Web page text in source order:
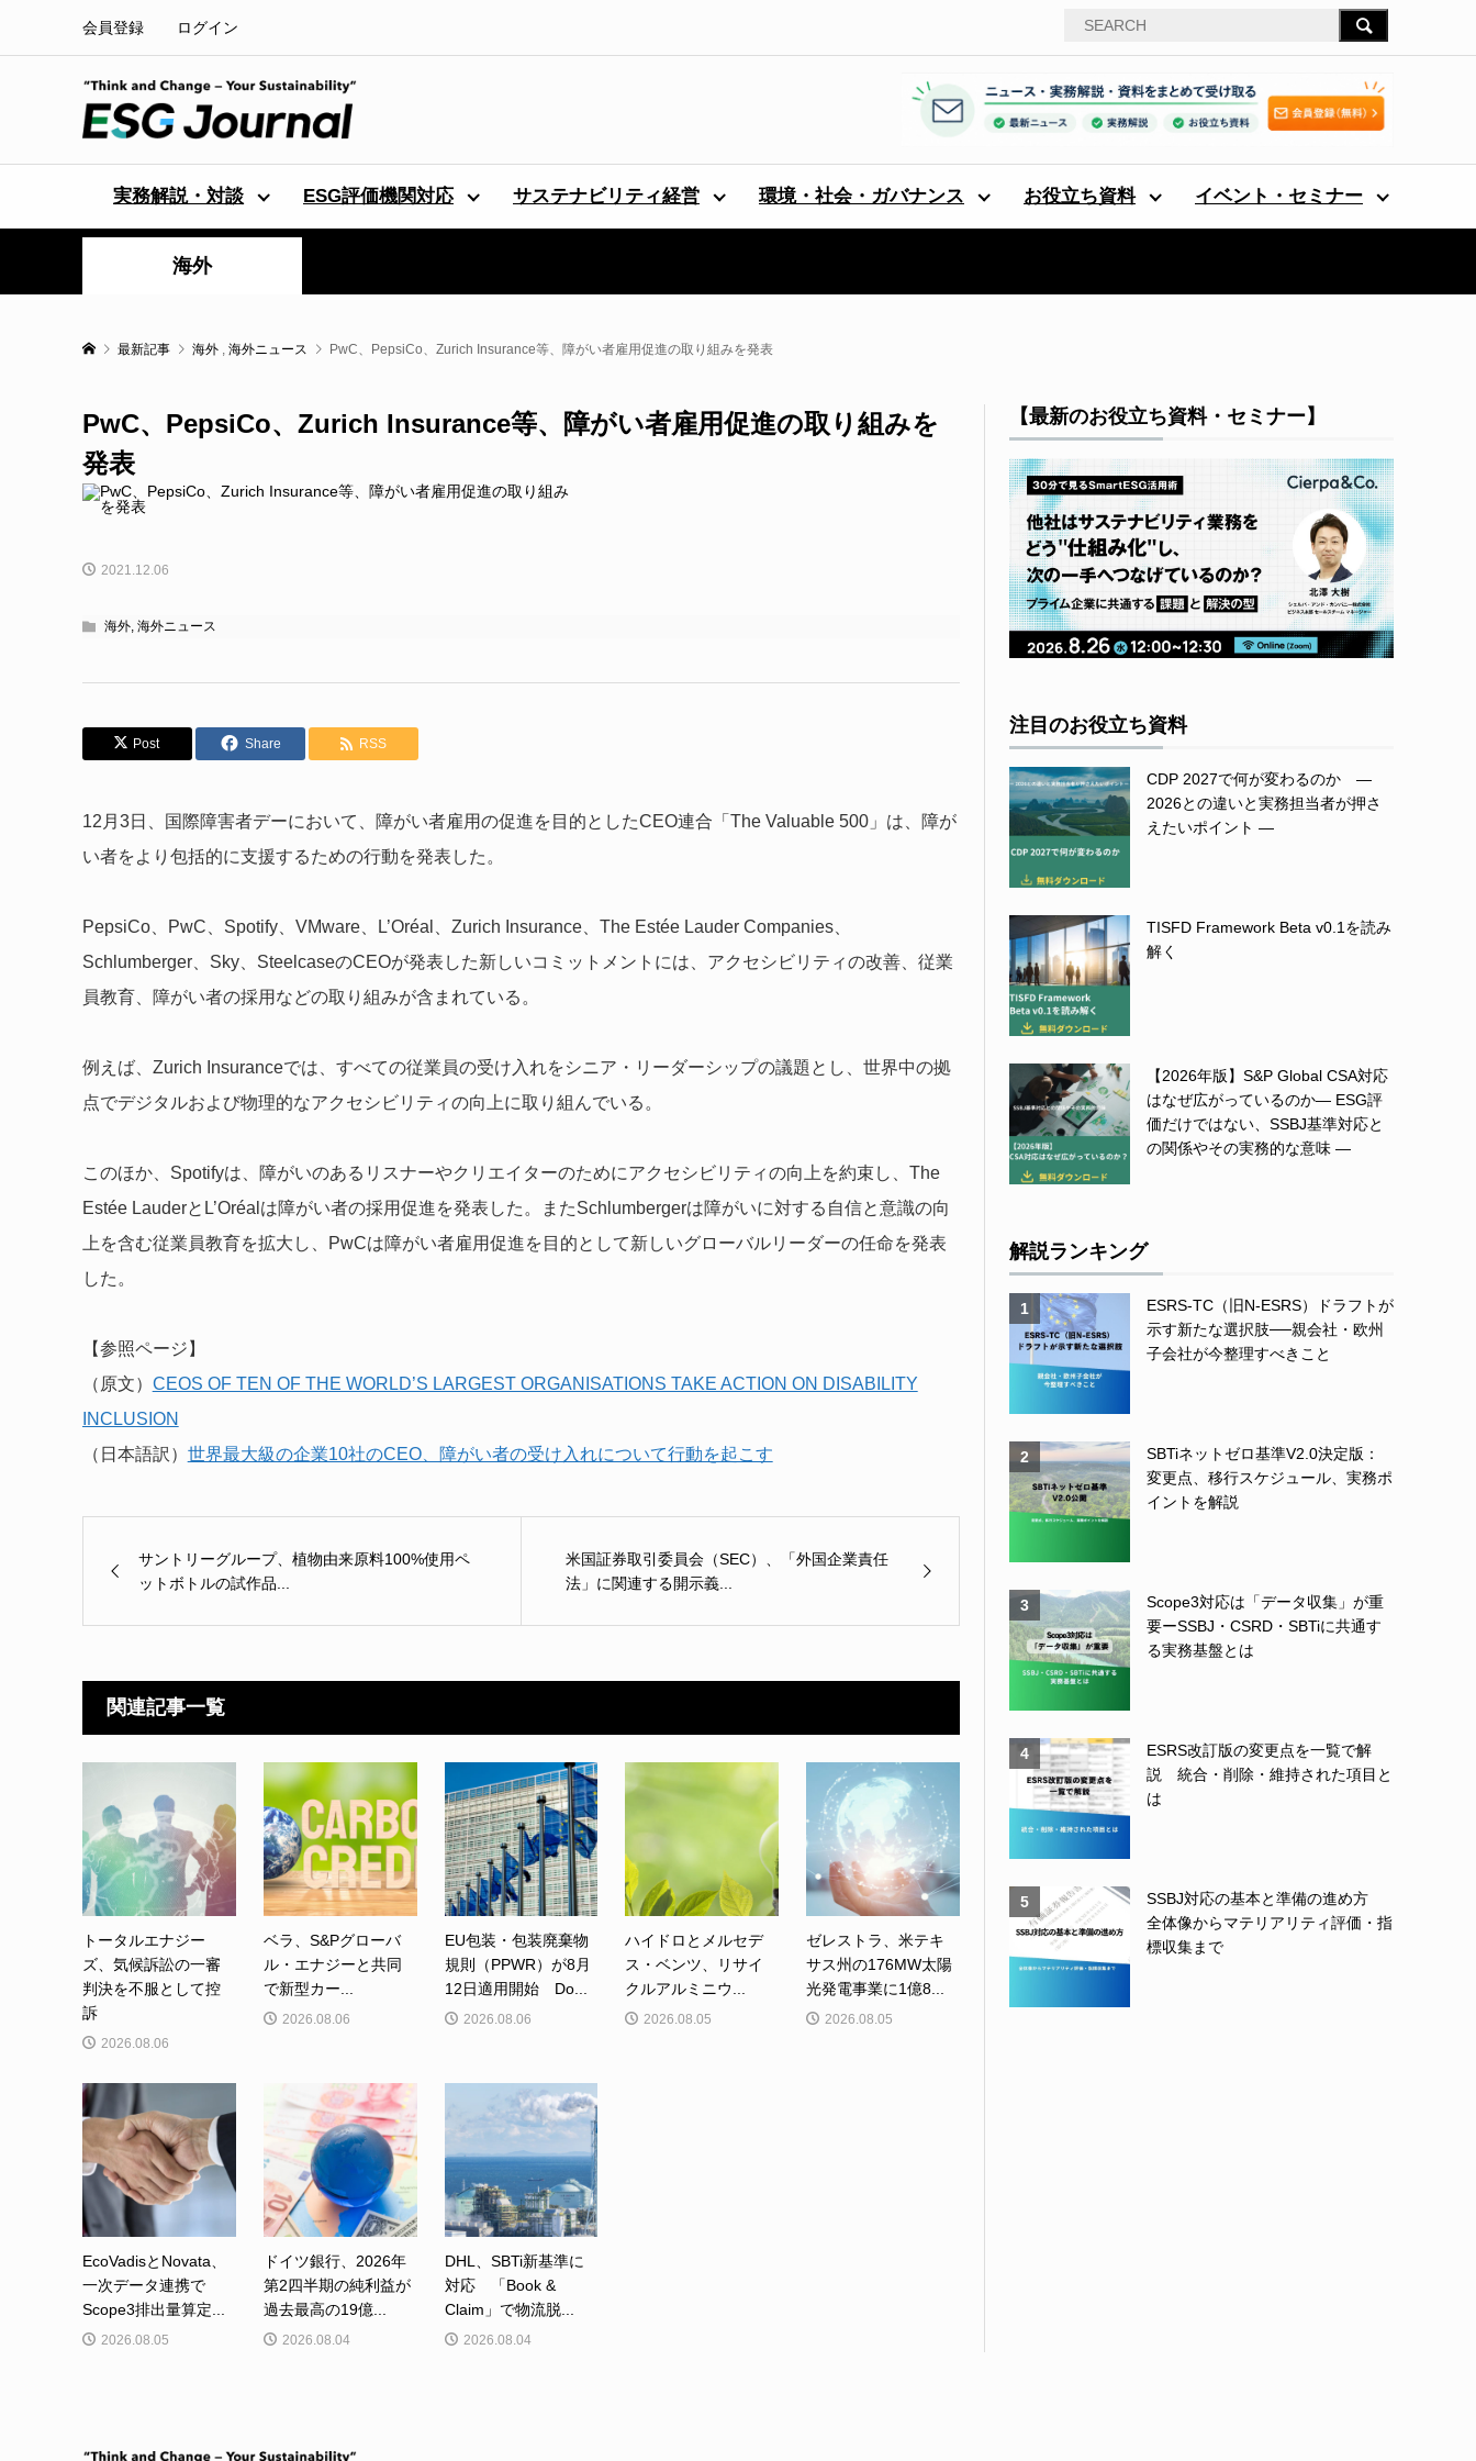
会員登録 ログイン
実務解説・対談 ESG評価機関対応 サステナビリティ経営 環境・社会・ガバナンス お役立ち資料 イベント・セミナー
海外
最新記事 海外 , 海外ニュース PwC、PepsiCo、Zurich Insurance等、障がい者雇用促進の取り組みを発表
PwC、PepsiCo、Zurich Insurance等、障がい者雇用促進の取り組みを
発表
2021.12.06
海外, 海外ニュース
Post Share RSS
12月3日、国際障害者デーにおいて、障がい者雇用の促進を目的としたCEO連合「The Valuable 500」は、障が
い者をより包括的に支援するための行動を発表した。
PepsiCo、PwC、Spotify、VMware、L’Oréal、Zurich Insurance、The Estée Lauder Companies、
Schlumberger、Sky、SteelcaseのCEOが発表した新しいコミットメントには、アクセシビリティの改善、従業
員教育、障がい者の採用などの取り組みが含まれている。
例えば、 Zurich Insuranceでは、すべての従業員の受け入れをシニア・リーダーシップの議題とし、世界中の拠
点でデジタルおよび物理的なアクセシビリティの向上に取り組んでいる。
このほか、 Spotifyは、障がいのあるリスナーやクリエイターのためにアクセシビリティの向上を約束し、 The
Estée Lauderと L’Oréalは障がい者の採用促進を発表した。またSchlumbergerは障がいに対する自信と意識の向
上を含む従業員教育を拡大し、PwCは障がい者雇用促進を目的として新しいグローバルリーダーの任命を発表
した。
【参照ページ】
（原文） CEOS OF TEN OF THE WORLD’S LARGEST ORGANISATIONS TAKE ACTION ON DISABILITY
INCLUSION
（日本語訳） 世界最大級の企業10社のCEO、障がい者の受け入れについて行動を起こす
サントリーグループ、植物由来原料100%使用ペ
ットボトルの試作品...
米国証券取引委員会（SEC）、「外国企業責任
法」に関連する開示義...
関連記事一覧
トータルエナジー
ズ、気候訴訟の一審
判決を不服として控
訴
2026.08.06
ベラ、S&Pグローバ
ル・エナジーと共同
で新型カー...
2026.08.06
EU包装・包装廃棄物
規則（PPWR）が8月
12日適用開始 Do...
2026.08.06
ハイドロとメルセデ
ス・ベンツ、リサイ
クルアルミニウ...
2026.08.05
ゼレストラ、米テキ
サス州の176MW太陽
光発電事業に1億8...
2026.08.05
EcoVadisとNovata、
一次データ連携で
Scope3排出量算定...
2026.08.05
ドイツ銀行、2026年
第2四半期の純利益が
過去最高の19億...
2026.08.04
DHL、SBTi新基準に
対応 「Book &
Claim」で物流脱...
2026.08.04
【最新のお役立ち資料・セミナー】
注目のお役立ち資料
CDP 2027で何が変わるのか ―
2026との違いと実務担当者が押さ
えたいポイント ―
TISFD Framework Beta v0.1を読み
解く
【2026年版】S&P Global CSA対応
はなぜ広がっているのか― ESG評
価だけではない、SSBJ基準対応と
の関係やその実務的な意味 ―
解説ランキング
1
ESRS-TC（旧N-ESRS）ドラフトが
示す新たな選択肢──親会社・欧州
子会社が今整理すべきこと
2
SBTiネットゼロ基準V2.0決定版：
変更点、移行スケジュール、実務ポ
イントを解説
3
Scope3対応は「データ収集」が重
要ーSSBJ・CSRD・SBTiに共通す
る実務基盤とは
4
ESRS改訂版の変更点を一覧で解
説 統合・削除・維持された項目と
は
5
SSBJ対応の基本と準備の進め方
全体像からマテリアリティ評価・指
標収集まで